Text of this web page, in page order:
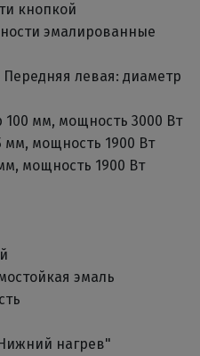
кнопкой
эмалированные
левая: диаметр
мм, мощность 3000 Вт
мм, мощность 1900 Вт
мощность 1900 Вт
эмаль
нагрев"